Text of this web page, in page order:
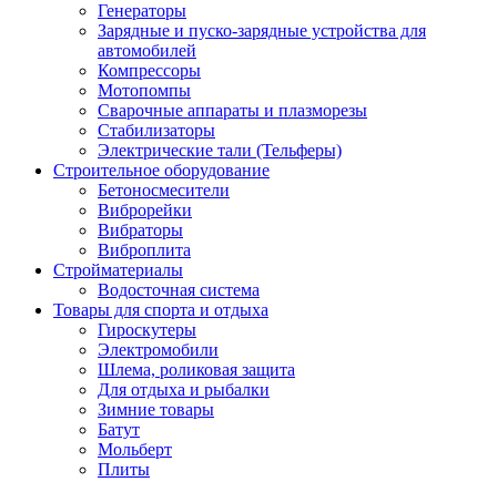
Генераторы
Зарядные и пуско-зарядные устройства для
автомобилей
Компрессоры
Мотопомпы
Сварочные аппараты и плазморезы
Стабилизаторы
Электрические тали (Тельферы)
Строительное оборудование
Бетоносмесители
Виброрейки
Вибраторы
Виброплита
Стройматериалы
Водосточная система
Товары для спорта и отдыха
Гироскутеры
Электромобили
Шлема, роликовая защита
Для отдыха и рыбалки
Зимние товары
Батут
Мольберт
Плиты